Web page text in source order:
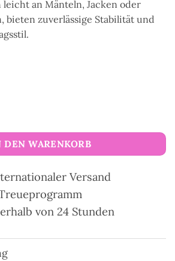
leicht an Mänteln, Jacken oder
bieten zuverlässige Stabilität und
Menge
DEN WARENKORB
Versand
von 24 Stunden